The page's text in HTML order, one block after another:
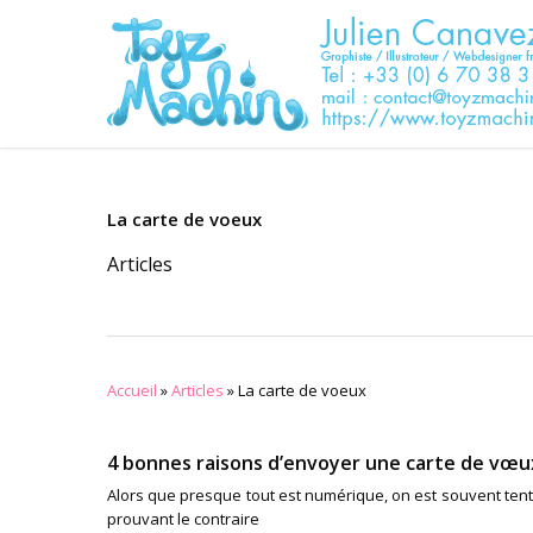
La carte de voeux
Articles
Accueil »Articles »La carte de voeux
4 bonnes raisons d’envoyer une carte de
Alors que presque tout est numérique, on est souvent
prouvant le contraire